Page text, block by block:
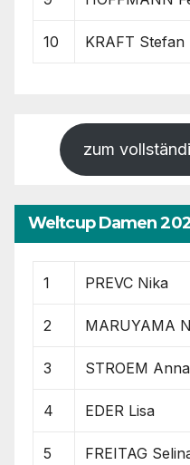
10 KRAFT Stefan
zum
Weltcup Damen
1 PREVC Nika
2 MARUYAMA
3 STROEM
4 EDER Lisa
5 FREITAG